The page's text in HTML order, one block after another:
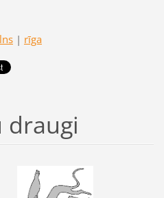
| rīga
draugi